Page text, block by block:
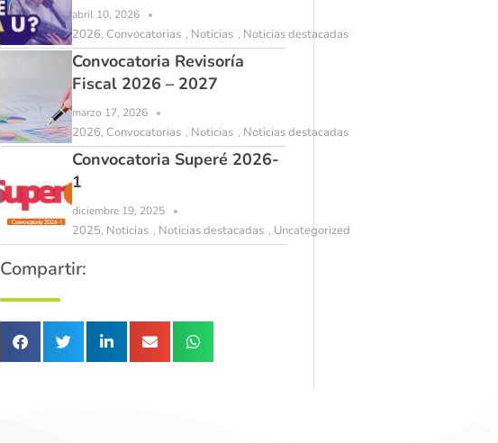
abril 10, 2026
2026, Convocatorias , Noticias , Noticias destacadas
Convocatoria Revisoría
Fiscal 2026 – 2027
marzo 17, 2026
2026, Convocatorias , Noticias , Noticias destacadas
Convocatoria Superé 2026-
1
diciembre 19, 2025
2025, Noticias , Noticias destacadas , Uncategorized
Compartir: